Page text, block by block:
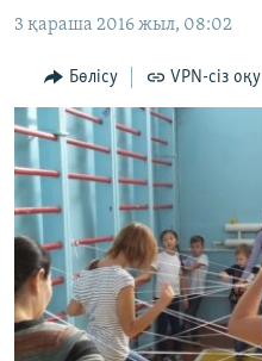
Navigation
Search
АДАМ ҚҰҚЫҚТАРЫ
ӘЛЕУМЕТ
ӘЛЕМ
АРНАЙЫ ЖОБАЛАР
Русский
ЖАЗЫЛЫҢЫЗ
3 қараша 2016 жыл, 08:02
Бөлісу VPN-сіз оқу